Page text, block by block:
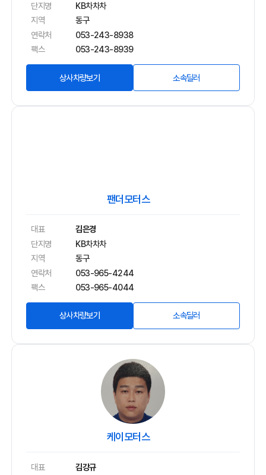
단지명
KB차차차
지역
동구
연락처
053-243-8938
팩스
053-243-8939
상사차량보기 소속딜러
팬더모터스
대표
김은경
단지명
KB차차차
지역
동구
연락처
053-965-4244
팩스
053-965-4044
상사차량보기 소속딜러
케이모터스
대표
김강규